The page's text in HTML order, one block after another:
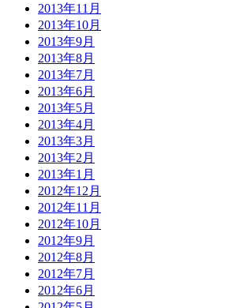
2013年11月
2013年10月
2013年9月
2013年8月
2013年7月
2013年6月
2013年5月
2013年4月
2013年3月
2013年2月
2013年1月
2012年12月
2012年11月
2012年10月
2012年9月
2012年8月
2012年7月
2012年6月